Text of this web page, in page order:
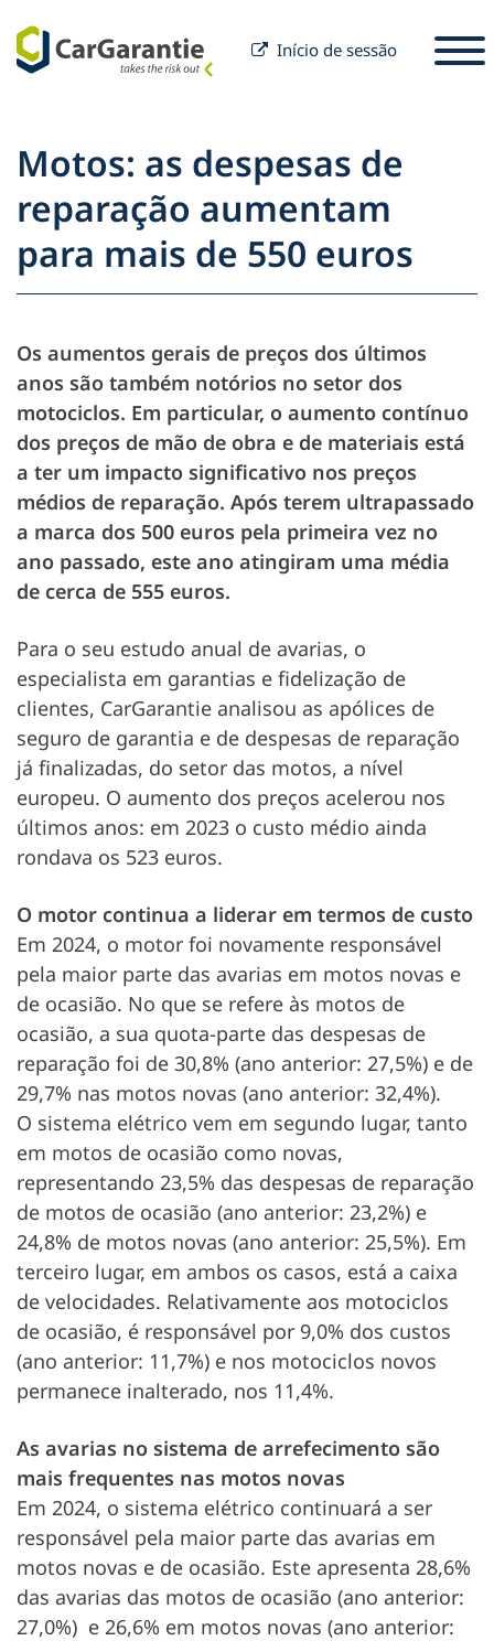
Início de sessão
Sócio
Proprietário do veículo
Serviço e Apoio
Parceiros
Para proprietários de veículos
Empresa
Motos: as despesas de
reparação aumentam
para mais de 550 euros
Os aumentos gerais de preços dos últimos
anos são também notórios no setor dos
motociclos. Em particular, o aumento contínuo
dos preços de mão de obra e de materiais está
a ter um impacto significativo nos preços
médios de reparação. Após terem ultrapassado
a marca dos 500 euros pela primeira vez no
ano passado, este ano atingiram uma média
de cerca de 555 euros.
Para o seu estudo anual de avarias, o
especialista em garantias e fidelização de
clientes, CarGarantie analisou as apólices de
seguro de garantia e de despesas de reparação
já finalizadas, do setor das motos, a nível
europeu. O aumento dos preços acelerou nos
últimos anos: em 2023 o custo médio ainda
rondava os 523 euros.
O motor continua a liderar em termos de custo
Em 2024, o motor foi novamente responsável
pela maior parte das avarias em motos novas e
de ocasião. No que se refere às motos de
ocasião, a sua quota-parte das despesas de
reparação foi de 30,8% (ano anterior: 27,5%) e de
29,7% nas motos novas (ano anterior: 32,4%).
O sistema elétrico vem em segundo lugar, tanto
em motos de ocasião como novas,
representando 23,5% das despesas de reparação
de motos de ocasião (ano anterior: 23,2%) e
24,8% de motos novas (ano anterior: 25,5%). Em
terceiro lugar, em ambos os casos, está a caixa
de velocidades. Relativamente aos motociclos
de ocasião, é responsável por 9,0% dos custos
(ano anterior: 11,7%) e nos motociclos novos
permanece inalterado, nos 11,4%.
As avarias no sistema de arrefecimento são
mais frequentes nas motos novas
Em 2024, o sistema elétrico continuará a ser
responsável pela maior parte das avarias em
motos novas e de ocasião. Este apresenta 28,6%
das avarias das motos de ocasião (ano anterior:
27,0%) e 26,6% em motos novas (ano anterior: